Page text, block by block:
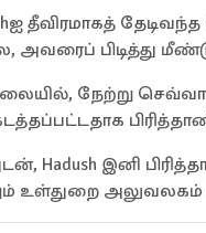
தீவிரமாகத்
அவரைப் பிடித்து
நேற்று
Hadush இனி
உள்துறை அலுவலகம்